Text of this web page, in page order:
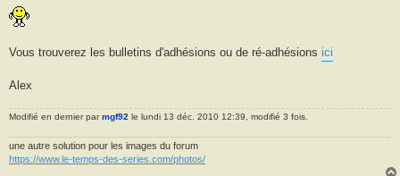
s
s
a
e
Vous trouverez les bulletins d'adhésions ou de ré-adhésions ici
Alex
Modifié en dernier parmgf92 le lundi 13 déc. 2010 12:39, modifié 3 fois.
une autre solution pour les images du forum
https://www.le-temps-des-series.com/photos/